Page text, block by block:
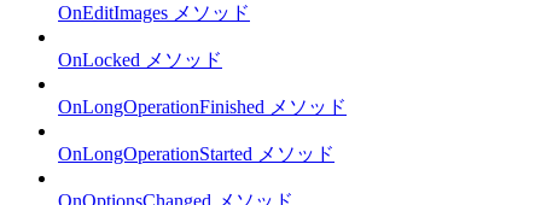
OnEditImages メソッド
OnLocked メソッド
OnLongOperationFinished メソッド
OnLongOperationStarted メソッド
OnOptionsChanged メソッド